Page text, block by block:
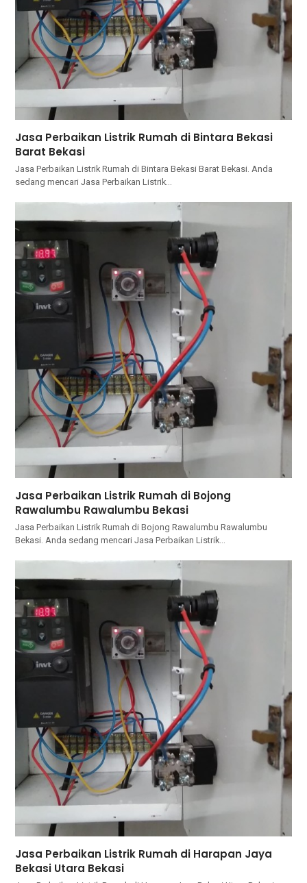
Jasa Perbaikan Listrik Rumah di Bintara Bekasi
Barat Bekasi
Jasa Perbaikan Listrik Rumah di Bintara Bekasi Barat Bekasi. Andа
ѕеdаng mencari Jasa Perbaikan Listrik…
Jasa Perbaikan Listrik Rumah di Bojong
Rawalumbu Rawalumbu Bekasi
Jasa Perbaikan Listrik Rumah di Bojong Rawalumbu Rawalumbu
Bekasi. Andа ѕеdаng mencari Jasa Perbaikan Listrik…
Jasa Perbaikan Listrik Rumah di Harapan Jaya
Bekasi Utara Bekasi